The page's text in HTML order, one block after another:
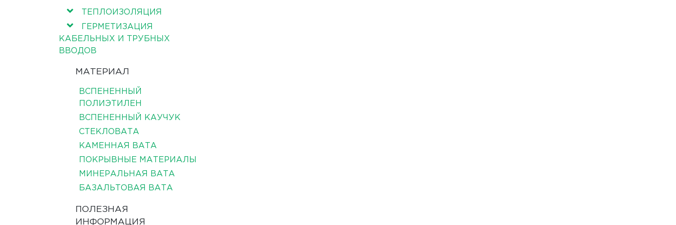
ТЕПЛОИЗОЛЯЦИЯ
ГЕРМЕТИЗАЦИЯ
КАБЕЛЬНЫХ И ТРУБНЫХ
ВВОДОВ
МАТЕРИАЛ
ВСПЕНЕННЫЙ
ПОЛИЭТИЛЕН
ВСПЕНЕННЫЙ КАУЧУК
СТЕКЛОВАТА
КАМЕННАЯ ВАТА
ПОКРЫВНЫЕ МАТЕРИАЛЫ
МИНЕРАЛЬНАЯ ВАТА
БАЗАЛЬТОВАЯ ВАТА
ПОЛЕЗНАЯ
ИНФОРМАЦИЯ